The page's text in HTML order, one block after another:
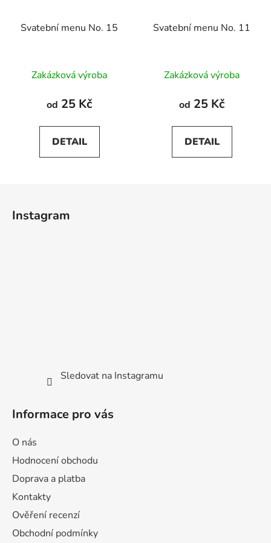
Svatební menu No. 15
Zakázková výroba
od 25 Kč
DETAIL
Svatební menu No. 11
Zakázková výroba
od 25 Kč
DETAIL
Instagram
Sledovat na Instagramu
Informace pro vás
O nás
Hodnocení obchodu
Doprava a platba
Kontakty
Ověření recenzí
Obchodní podmínky